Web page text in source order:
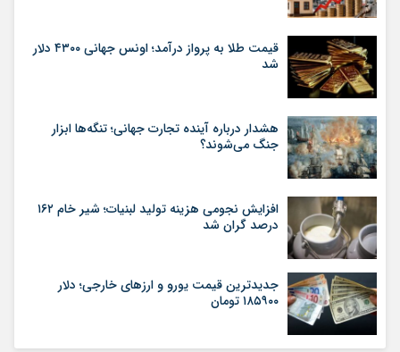
قیمت طلا به پرواز درآمد؛ اونس جهانی ۴۳۰۰ دلار
شد
هشدار درباره آینده تجارت جهانی؛ تنگه‌ها ابزار
جنگ می‌شوند؟
افزایش نجومی هزینه تولید لبنیات؛ شیر خام ۱۶۲
درصد گران شد
جدیدترین قیمت یورو و ارزهای خارجی؛ دلار
۱۸۵۹۰۰ تومان